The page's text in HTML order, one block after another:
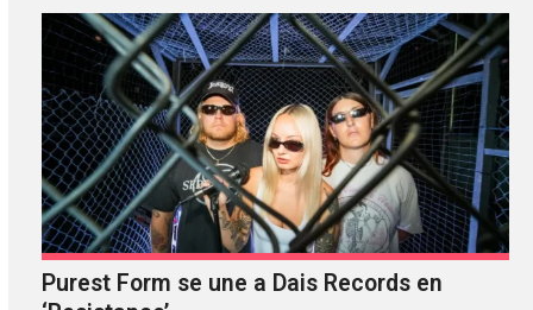
Purest Form se une a Dais Records en